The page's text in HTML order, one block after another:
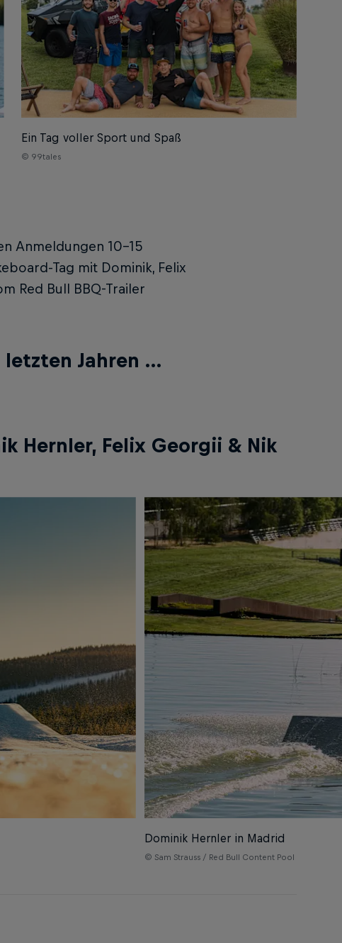
Ein Tag voller Sport und Spaß
© 99tales
Anmeldungen 10-15
Tag mit Dominik, Felix
Red Bull BBQ-Trailer
letzten Jahren …
Hernler, Felix Georgii & Nik
Dominik Hernler in Madrid
© Sam Strauss / Red Bull Content Pool